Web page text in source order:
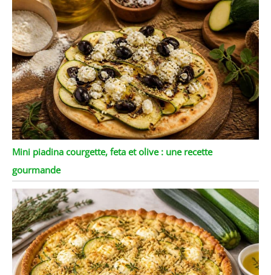
Mini piadina courgette, feta et olive : une recette
gourmande